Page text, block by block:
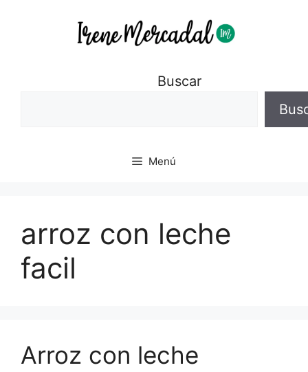
Buscar
Menú
arroz con leche
facil
Arroz con leche